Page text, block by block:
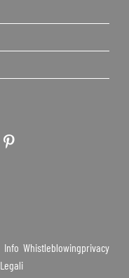
Info
Legali
Whistleblowingprivacy